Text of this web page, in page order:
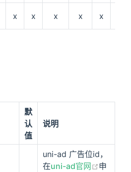
x x x x x
默
认
值
说明
uni-ad 广告位id，
在uni-ad官网
申